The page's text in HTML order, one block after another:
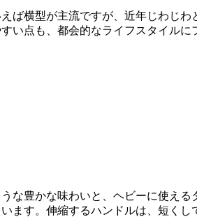
ば横型が主流ですが、近年じわじ
い点も、都会的なライフスタイル
な豊かな味わいと、ヘビーに使え
ます。伸縮するハンドルは、短く